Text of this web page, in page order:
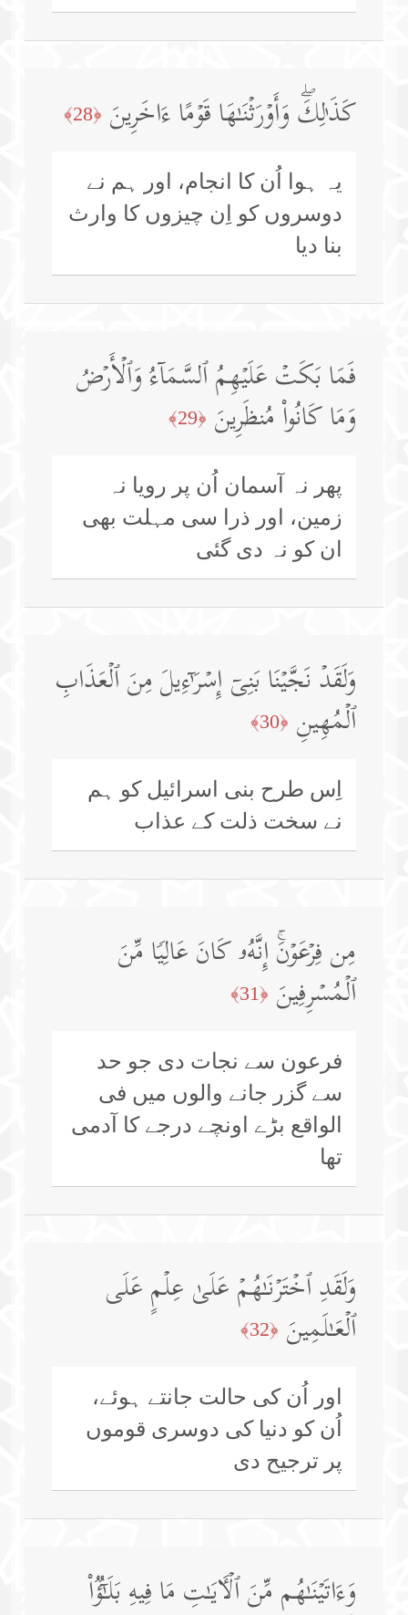
كَذَ ٰ⁠لِكَۖ وَأَوۡرَثۡنَـٰهَا قَوۡمًا ءَاخَرِینَ ﴿28﴾
یہ ہوا اُن کا انجام، اور ہم نے
دوسروں کو اِن چیزوں کا وارث
بنا دیا
فَمَا بَكَتۡ عَلَیۡهِمُ ٱلسَّمَاۤءُ وَٱلۡأَرۡضُ
وَمَا كَانُوا۟ مُنظَرِینَ ﴿29﴾
پھر نہ آسمان اُن پر رویا نہ
زمین، اور ذرا سی مہلت بھی
ان کو نہ دی گئی
وَلَقَدۡ نَجَّیۡنَا بَنِیۤ إِسۡرَ ٰ⁠ۤءِیلَ مِنَ ٱلۡعَذَابِ
ٱلۡمُهِینِ ﴿30﴾
اِس طرح بنی اسرائیل کو ہم
نے سخت ذلت کے عذاب
مِن فِرۡعَوۡنَۚ إِنَّهُۥ كَانَ عَالِیࣰا مِّنَ
ٱلۡمُسۡرِفِینَ ﴿31﴾
فرعون سے نجات دی جو حد
سے گزر جانے والوں میں فی
الواقع بڑے اونچے درجے کا آدمی
تھا
وَلَقَدِ ٱخۡتَرۡنَـٰهُمۡ عَلَىٰ عِلۡمٍ عَلَى
ٱلۡعَـٰلَمِینَ ﴿32﴾
اور اُن کی حالت جانتے ہوئے،
اُن کو دنیا کی دوسری قوموں
پر ترجیح دی
وَءَاتَیۡنَـٰهُم مِّنَ ٱلۡـَٔایَـٰتِ مَا فِیهِ بَلَـٰۤؤࣱا۟